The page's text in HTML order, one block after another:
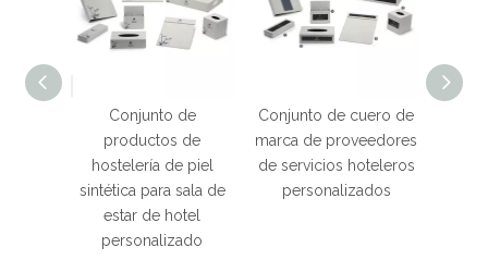
Conjunto de
productos de
hostelería de piel
sintética para sala de
estar de hotel
personalizado
Conjunto de cuero de
marca de proveedores
de servicios hoteleros
personalizados